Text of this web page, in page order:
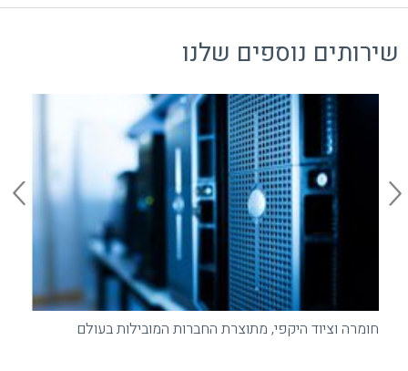
שירותים נוספים שלנו
חומרה וציוד היקפי, מתוצרת החברות המובילות בעולם